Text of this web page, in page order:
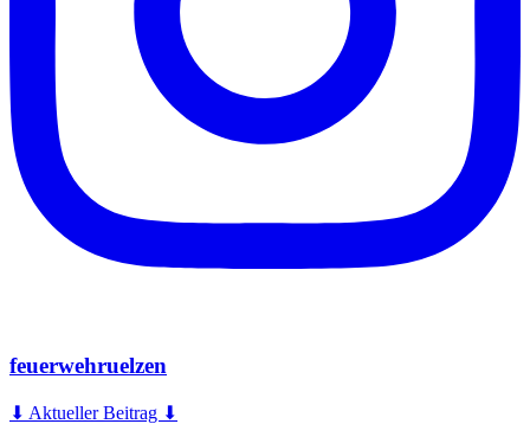
feuerwehruelzen
⬇ Aktueller Beitrag ⬇